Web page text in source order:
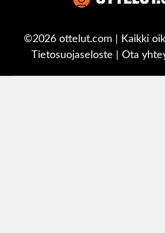
©2026 ottelut.com | Kaikki
Tietosuojaseloste
Ota